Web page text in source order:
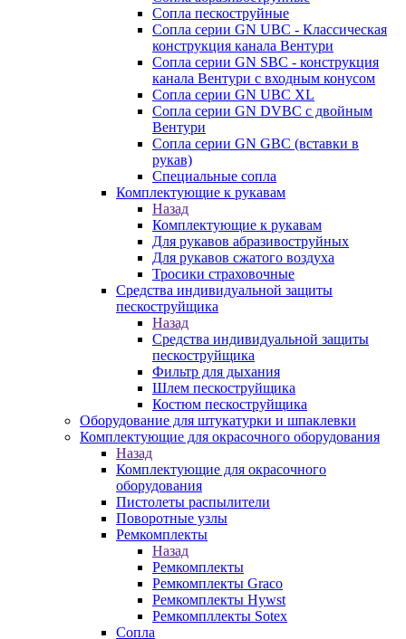
Сопла пескоструйные
Сопла серии GN UBC - Классическая
конструкция канала Вентури
Сопла серии GN SBC - конструкция
канала Вентури c входным конусом
Сопла серии GN UBC XL
Сопла серии GN DVBC с двойным
Вентури
Сопла серии GN GBC (вставки в
рукав)
Специальные сопла
Комплектующие к рукавам
Назад
Комплектующие к рукавам
Для рукавов абразивоструйных
Для рукавов сжатого воздуха
Тросики страховочные
Средства индивидуальной защиты
пескоструйщика
Назад
Средства индивидуальной защиты
пескоструйщика
Фильтр для дыхания
Шлем пескоструйщика
Костюм пескоструйщика
Оборудование для штукатурки и шпаклевки
Комплектующие для окрасочного оборудования
Назад
Комплектующие для окрасочного
оборудования
Пистолеты распылители
Поворотные узлы
Ремкомплекты
Назад
Ремкомплекты
Ремкомплекты Graco
Ремкомплекты Hywst
Ремкомпллекты Sotex
Сопла